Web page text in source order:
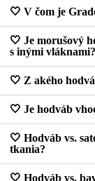
🤍 V čom je
🤍 Je morušový
s inými vláknami?
🤍 Z akého
🤍 Je hodváb
🤍 Hodváb vs.
tkania?
🤍 Hodváb vs.